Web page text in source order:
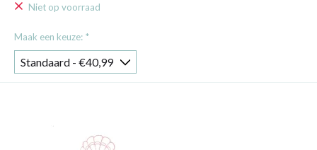
Niet op voorraad
Maak een keuze: *